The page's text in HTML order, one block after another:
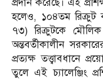
প্রদান করেছে। এই
হলেও, ১০৪তম
৭৩) রিক্রুটকে মৌলিক
অন্তবর্তীকালীন
প্রত্যক্ষ তত্ত্বাবধানে
তুলে এই চ্যালেঞ্জিং